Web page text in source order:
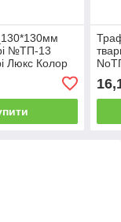
№ТП-13
Люкс Колор